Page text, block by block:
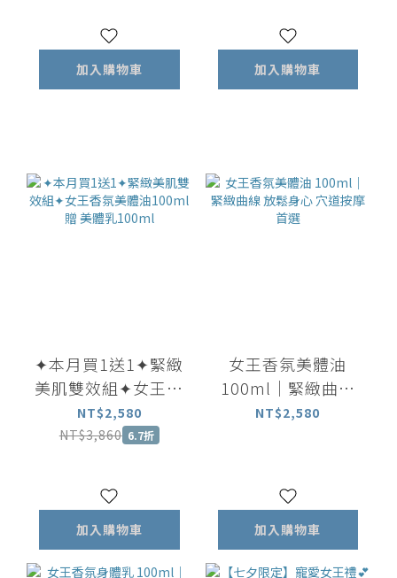
加入購物車 加入購物車
✦本月買1送1✦緊緻
美肌雙效組✦女王香
氛美體油100ml 贈
美體乳100ml
NT$2,580
NT$3,860 6.7折
加入購物車
女王香氛美體油
100ml｜緊緻曲線
放鬆身心 穴道按摩
NT$2,580
加入購物車